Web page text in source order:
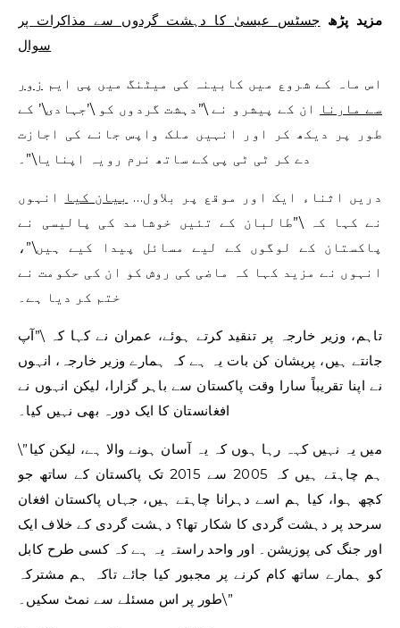
مزید پڑھ جسٹس عیسیٰ کا دہشت گردوں سے مذاکرات پر
سوال
اس ماہ کے شروع میں کابینہ کی میٹنگ میں پی ایم زور
سے مارنا
ان کے پیشرو نے \”دہشت گردوں کو \’جہادی\’ کے
طور پر دیکھ کر اور انہیں ملک واپس جانے کی اجازت
دے کر ٹی ٹی پی کے ساتھ نرم رویہ اپنایا\”۔
دریں اثناء ایک اور موقع پر بلاول… بیان کیا
انہوں
نے کہا کہ \”طالبان کے تئیں خوشامد کی پالیسی نے
پاکستان کے لوگوں کے لیے مسائل پیدا کیے ہیں\”،
انہوں نے مزید کہا کہ ماضی کی روش کو ان کی حکومت نے
ختم کر دیا ہے۔
تاہم، وزیر خارجہ پر تنقید کرتے ہوئے، عمران نے کہا کہ \”آپ
جانتے ہیں، پریشان کن بات یہ ہے کہ ہمارے وزیر خارجہ، انہوں
نے اپنا تقریباً سارا وقت پاکستان سے باہر گزارا، لیکن انہوں نے
افغانستان کا ایک دورہ بھی نہیں کیا۔
\”میں یہ نہیں کہہ رہا ہوں کہ یہ آسان ہونے والا ہے، لیکن کیا
ہم چاہتے ہیں کہ 2005 سے 2015 تک پاکستان کے ساتھ جو
کچھ ہوا، کیا ہم اسے دہرانا چاہتے ہیں، جہاں پاکستان افغان
سرحد پر دہشت گردی کا شکار تھا؟ دہشت گردی کے خلاف ایک
اور جنگ کی پوزیشن۔ اور واحد راستہ یہ ہے کہ کسی طرح کابل
کو ہمارے ساتھ کام کرنے پر مجبور کیا جائے تاکہ ہم مشترکہ
طور پر اس مسئلے سے نمٹ سکیں۔\”